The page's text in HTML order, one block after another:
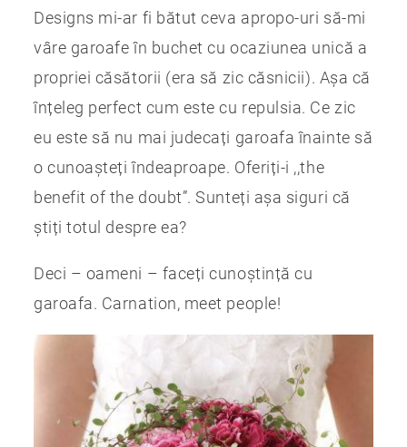
Designs mi-ar fi bătut ceva apropo-uri să-mi
vâre garoafe în buchet cu ocaziunea unică a
propriei căsătorii (era să zic căsnicii). Așa că
înțeleg perfect cum este cu repulsia. Ce zic
eu este să nu mai judecați garoafa înainte să
o cunoașteți îndeaproape. Oferiți-i ,,the
benefit of the doubt”. Sunteți așa siguri că
știți totul despre ea?
Deci – oameni – faceți cunoștință cu
garoafa. Carnation, meet people!